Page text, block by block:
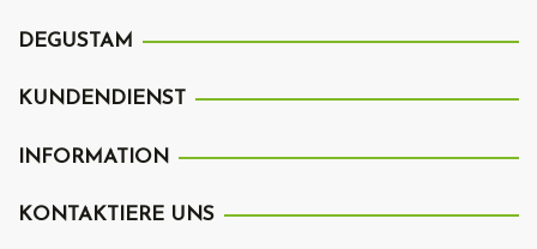
DEGUSTAM
KUNDENDIENST
INFORMATION
KONTAKTIERE UNS